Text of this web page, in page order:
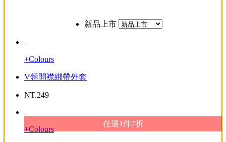
新品上市
+Colours
V領開襟綁帶外套
NT.249
+Colours
任選1件7折